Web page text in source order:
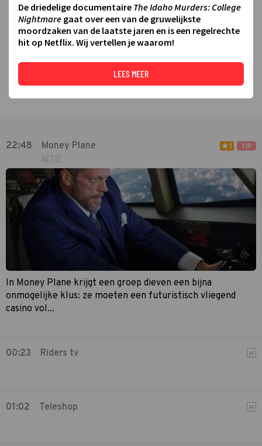
22:48 Money Plane
ACTIE
1 TIP
In Money Plane krijgt een groep dieven een bijna
onmogelijke klus: ze moeten een futuristisch vliegend
casino vol...
00:23 Riders tv H
01:02 Teleshop H
De driedelige documentaire The Idaho Murders: College
Nightmare gaat over een van de gruwelijkste
moordzaken van de laatste jaren en is een regelrechte
hit op Netflix. Wij vertellen je waarom!
LEES MEER